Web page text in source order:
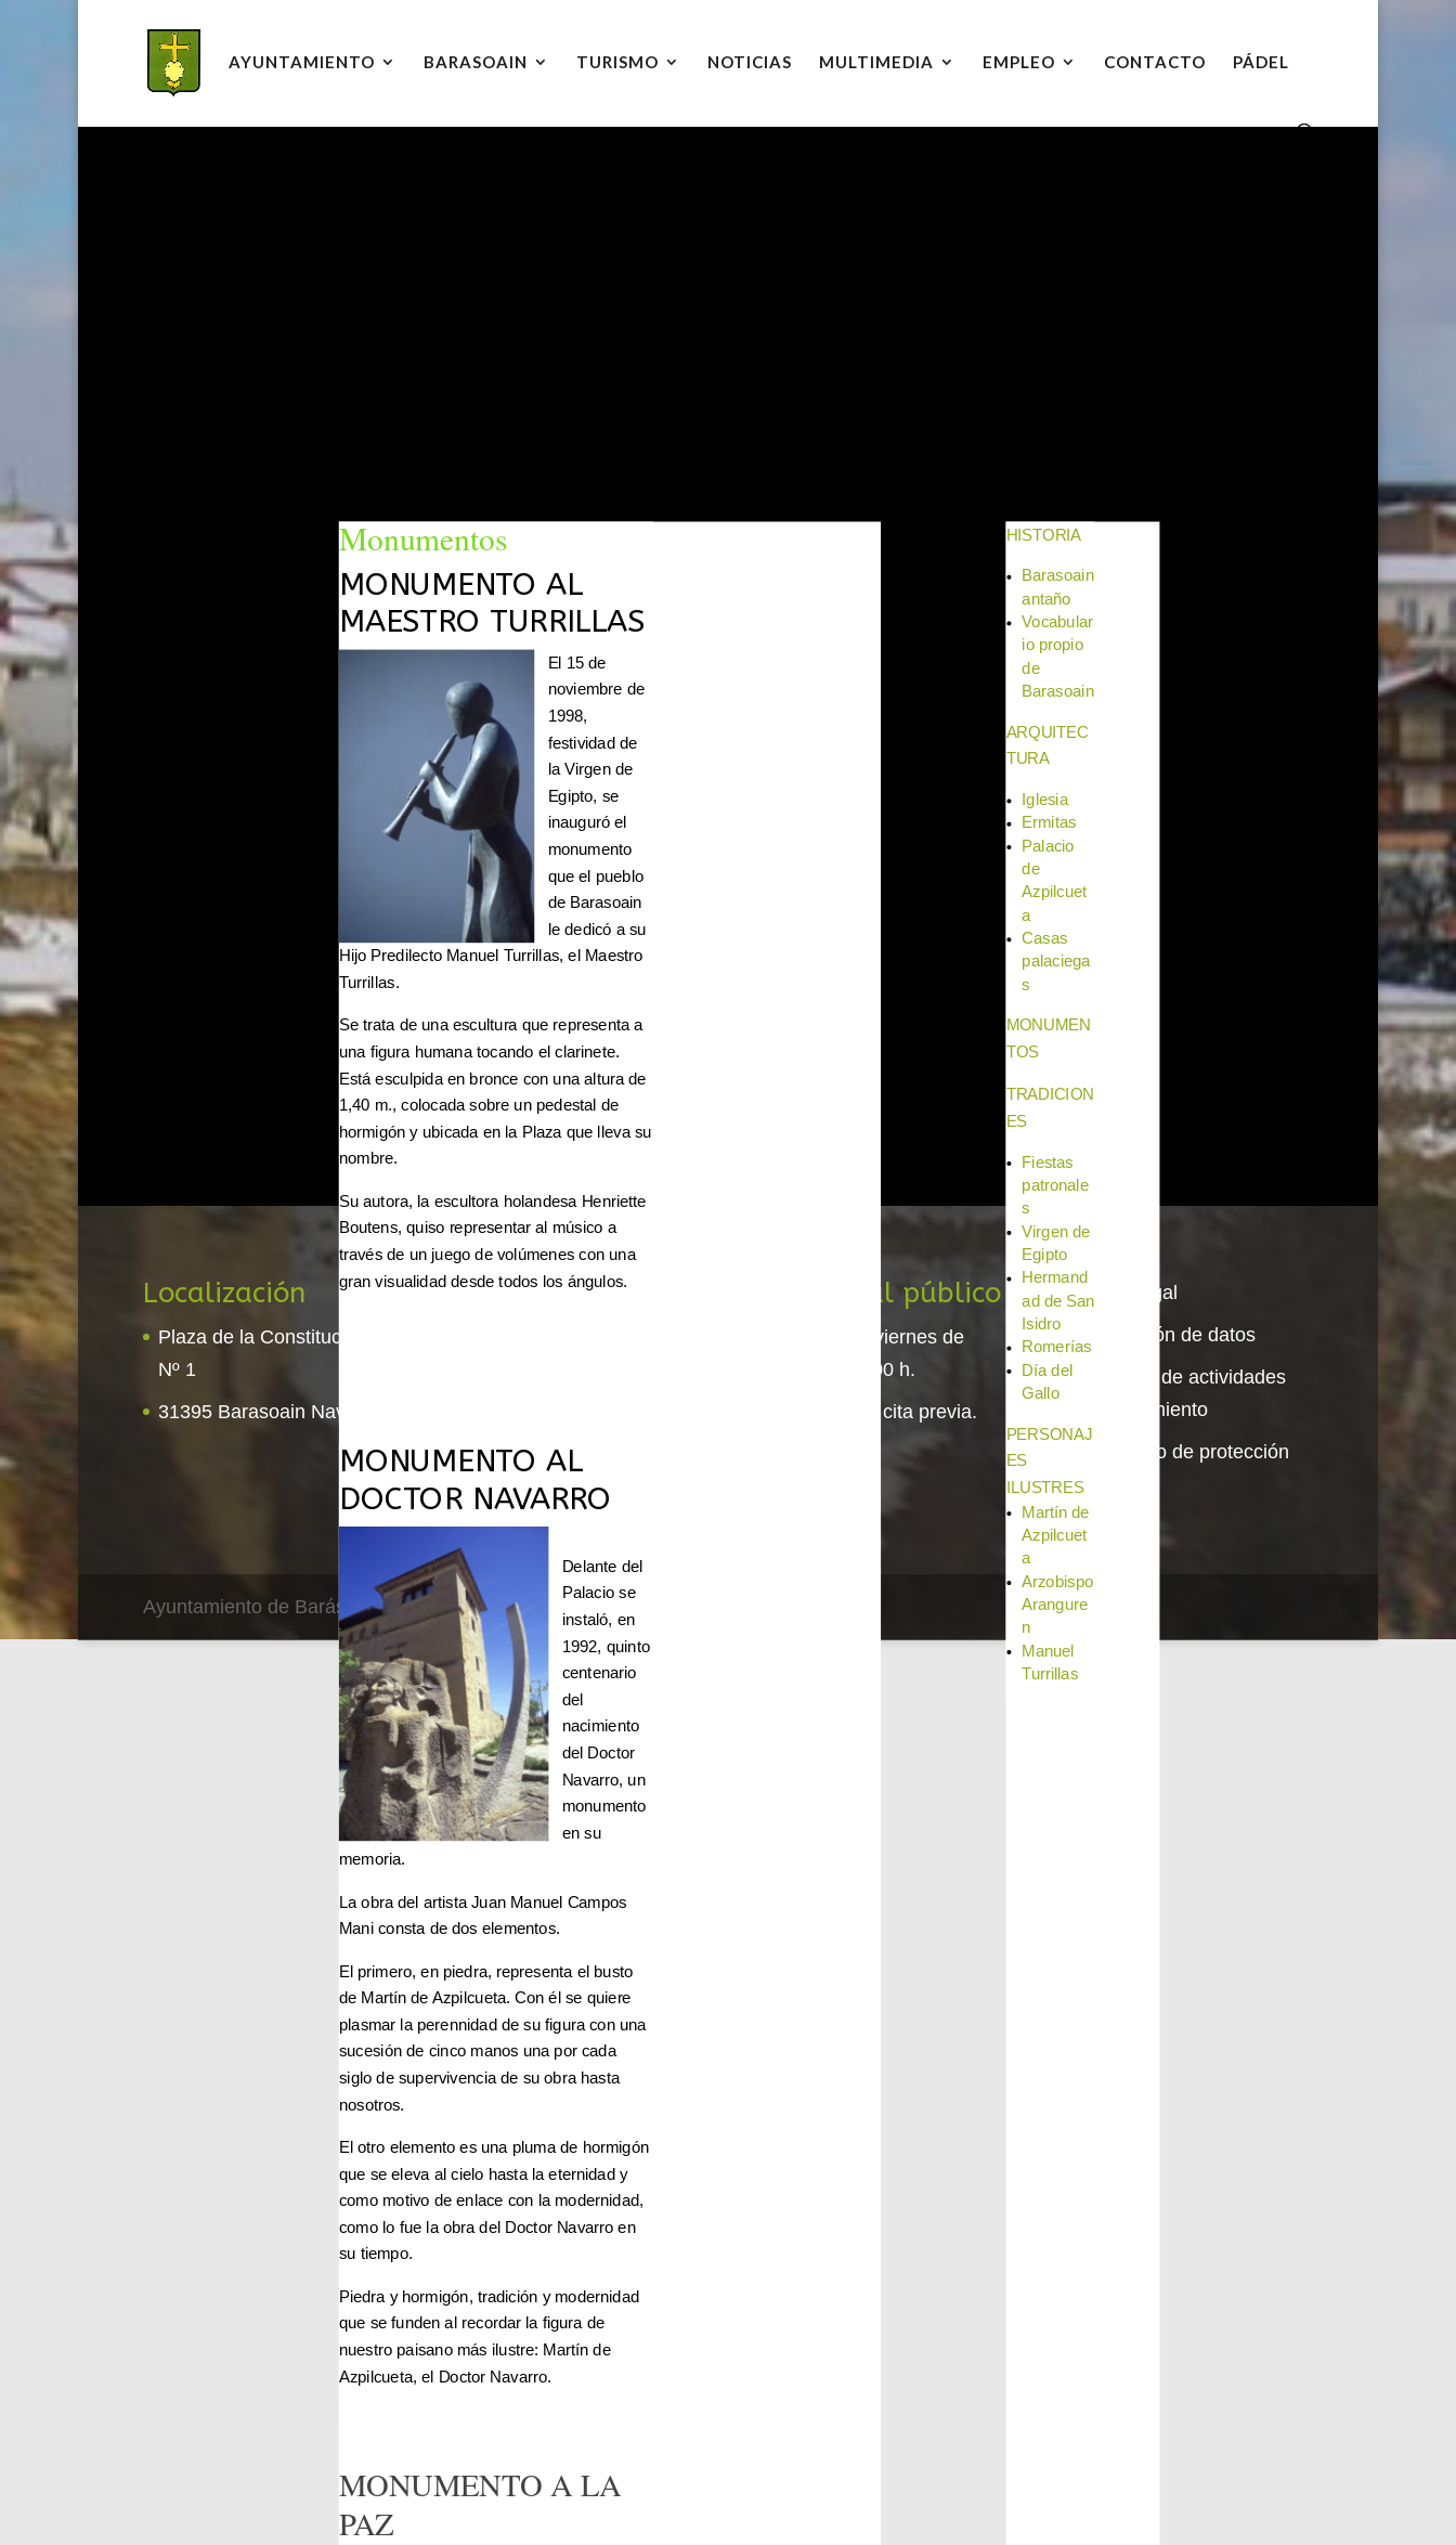
AYUNTAMIENTO BARASOAIN TURISMO NOTICIAS MULTIMEDIA EMPLEO CONTACTO PÁDEL
Monumentos
MONUMENTO AL
MAESTRO TURRILLAS
El 15 de
noviembre de
1998,
festividad de
la Virgen de
Egipto, se
inauguró el
monumento
que el pueblo
de Barasoain
le dedicó a su
Hijo Predilecto Manuel Turrillas, el Maestro
Turrillas.
Se trata de una escultura que representa a
una figura humana tocando el clarinete.
Está esculpida en bronce con una altura de
1,40 m., colocada sobre un pedestal de
hormigón y ubicada en la Plaza que lleva su
nombre.
Su autora, la escultora holandesa Henriette
Boutens, quiso representar al músico a
través de un juego de volúmenes con una
gran visualidad desde todos los ángulos.
MONUMENTO AL
DOCTOR NAVARRO
Delante del
Palacio se
instaló, en
1992, quinto
centenario
del
nacimiento
del Doctor
Navarro, un
monumento
en su
memoria.
La obra del artista Juan Manuel Campos
Mani consta de dos elementos.
El primero, en piedra, representa el busto
de Martín de Azpilcueta. Con él se quiere
plasmar la perennidad de su figura con una
sucesión de cinco manos una por cada
siglo de supervivencia de su obra hasta
nosotros.
El otro elemento es una pluma de hormigón
que se eleva al cielo hasta la eternidad y
como motivo de enlace con la modernidad,
como lo fue la obra del Doctor Navarro en
su tiempo.
Piedra y hormigón, tradición y modernidad
que se funden al recordar la figura de
nuestro paisano más ilustre: Martín de
Azpilcueta, el Doctor Navarro.
MONUMENTO A LA
PAZ
HISTORIA
Barasoain
antaño
Vocabular
io propio
de
Barasoain
ARQUITEC
TURA
Iglesia
Ermitas
Palacio
de
Azpilcuet
a
Casas
palaciega
s
MONUMEN
TOS
TRADICION
ES
Fiestas
patronale
s
Virgen de
Egipto
Hermand
ad de San
Isidro
Romerías
Día del
Gallo
PERSONAJ
ES
ILUSTRES
Martín de
Azpilcuet
a
Arzobispo
Arangure
n
Manuel
Turrillas
Localización
Plaza de la Constitución
Nº 1
31395 Barasoain Navarra
Contacto Horario al público
De lunes a viernes de
11:30 a 13.00 h.
Otras horas cita previa.
Aviso legal
Protección de datos
Registro de actividades
de tratamiento
Delegado de protección
de datos
Ayuntamiento de Barásoain ®